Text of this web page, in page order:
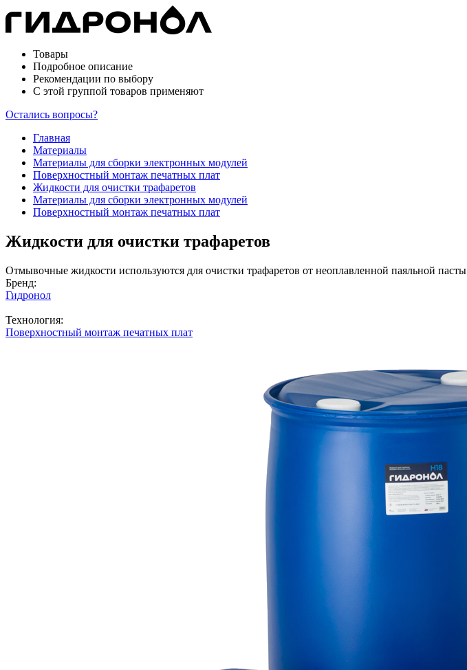
Товары
Подробное описание
Рекомендации по выбору
С этой группой товаров применяют
Остались вопросы?
Главная
Материалы
Материалы для сборки электронных модулей
Поверхностный монтаж печатных плат
Жидкости для очистки трафаретов
Материалы для сборки электронных модулей
Поверхностный монтаж печатных плат
Жидкости для очистки трафаретов
Отмывочные жидкости используются для очистки трафаретов от неоплавленной паяльной пасты
Бренд:
Гидронол
Технология:
Поверхностный монтаж печатных плат